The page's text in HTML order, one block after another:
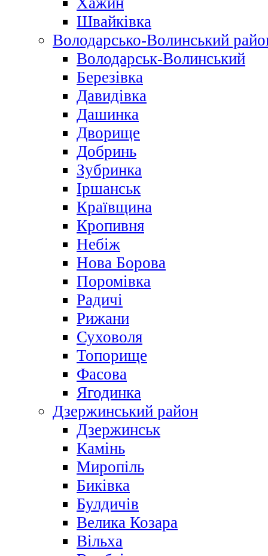
Швайківка
Володарсько-Волинський
Володарськ-Волинський
Березівка
Давидівка
Дашинка
Дворище
Добринь
Зубринка
Іршанськ
Краївщина
Кропивня
Небіж
Нова Борова
Поромівка
Радичі
Рижани
Суховоля
Топорище
Фасова
Ягодинка
Дзержинський район
Дзержинськ
Камінь
Миропіль
Биківка
Булдичів
Велика Козара
Вільха